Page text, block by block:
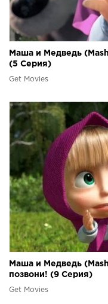
Маша и Медведь
(5 Серия)
Get Movies
Маша и Медведь
позвони! (9 Серия)
Get Movies